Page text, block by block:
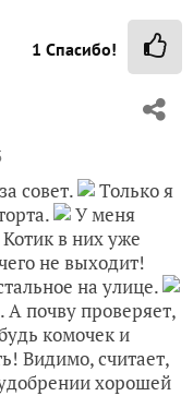
1 Спасибо!
совет.
Только я
У меня
в них уже
не выходит!
на улице.
А почву проверяет,
комочек и
Видимо, считает,
хорошей